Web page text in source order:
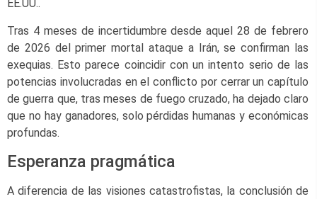
EE.UU..
Tras 4 meses de incertidumbre desde aquel 28 de febrero
de 2026 del primer mortal ataque a Irán, se confirman las
exequias. Esto parece coincidir con un intento serio de las
potencias involucradas en el conflicto por cerrar un capítulo
de guerra que, tras meses de fuego cruzado, ha dejado claro
que no hay ganadores, solo pérdidas humanas y económicas
profundas.
Esperanza pragmática
A diferencia de las visiones catastrofistas, la conclusión de